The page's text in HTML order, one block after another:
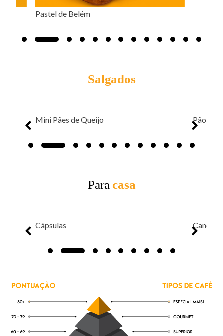
Salgados
Pão de Queijo com Requeijão
Para casa